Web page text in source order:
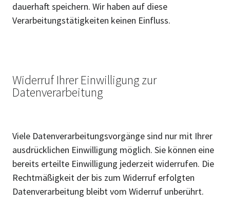
dauerhaft speichern. Wir haben auf diese
Verarbeitungstätigkeiten keinen Einfluss.
Widerruf Ihrer Einwilligung zur
Datenverarbeitung
Viele Datenverarbeitungsvorgänge sind nur mit Ihrer
ausdrücklichen Einwilligung möglich. Sie können eine
bereits erteilte Einwilligung jederzeit widerrufen. Die
Rechtmäßigkeit der bis zum Widerruf erfolgten
Datenverarbeitung bleibt vom Widerruf unberührt.